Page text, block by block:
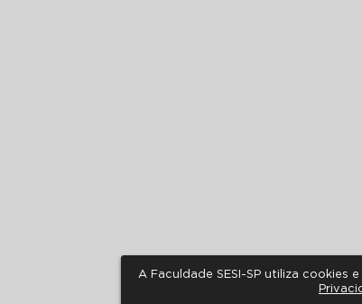
A Faculdade SESI-SP utiliza